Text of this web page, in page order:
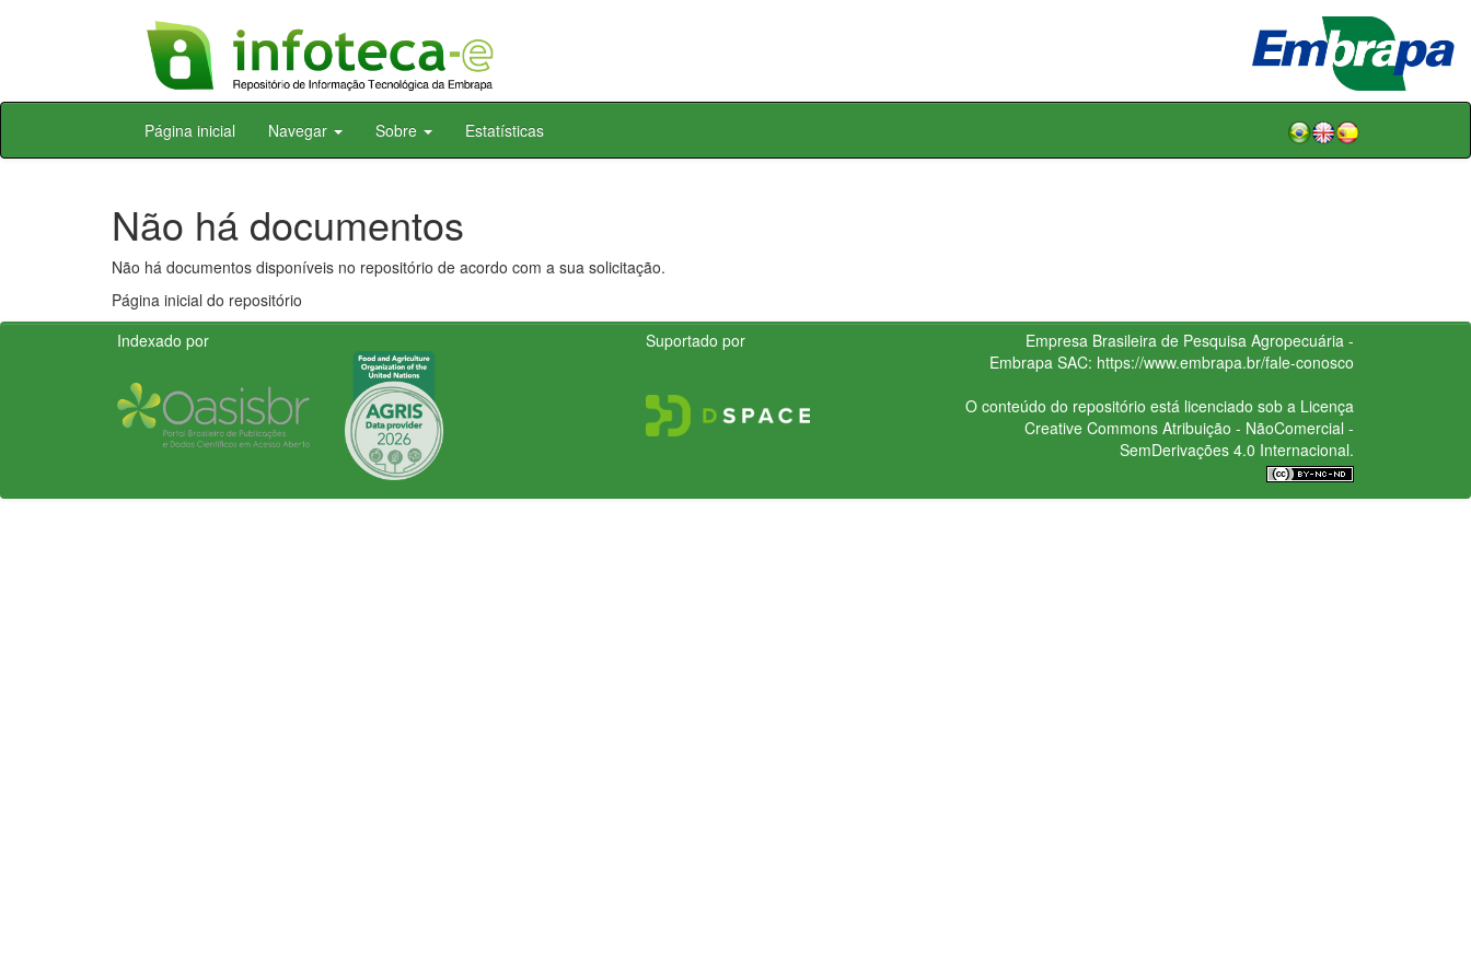
Skip
Página inicial Navegar Sobre Estatísticas
Não há documentos
Não há documentos disponíveis no repositório de acordo com a sua solicitação.
Página inicial do repositório
Indexado por
Suportado por
Empresa Brasileira de Pesquisa Agropecuária -
Embrapa SAC: https://www.embrapa.br/fale-conosco
O conteúdo do repositório está licenciado sob a Licença
Creative CommonsAtribuição - NãoComercial -
SemDerivações 4.0 Internacional.